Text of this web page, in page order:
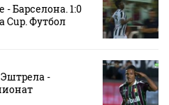
- Барселона. 1:0
Cup. Футбол
-